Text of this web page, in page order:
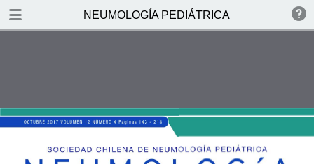
NEUMOLOGÍA PEDIÁTRICA
DOWNLOAD